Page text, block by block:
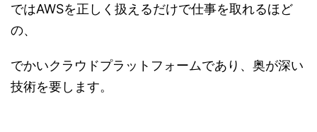
ではAWSを正しく扱えるだけで仕事を取れるほど
の、
でかいクラウドプラットフォームであり、奥が深い
技術を要します。